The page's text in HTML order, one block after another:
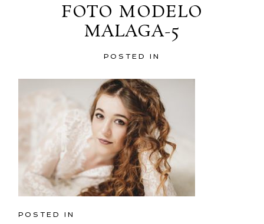
FOTO MODELO
MALAGA-5
POSTED IN
POSTED IN